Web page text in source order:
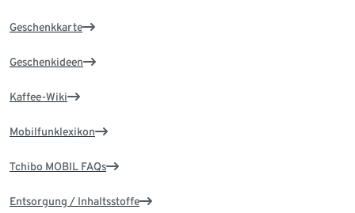
Geschenkkarte
Geschenkideen
Kaffee-Wiki
Mobilfunklexikon
Tchibo MOBIL FAQs
Entsorgung / Inhaltsstoffe